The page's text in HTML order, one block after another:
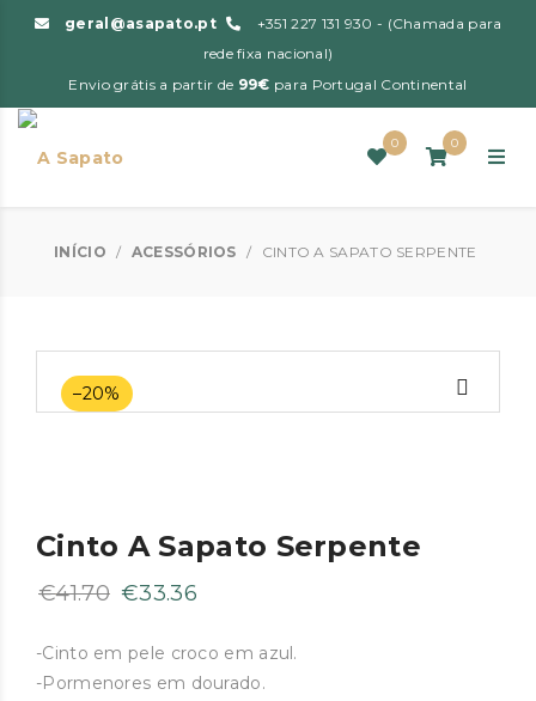
geral@asapato.pt
+351 227 131 930 - (Chamada para
rede fixa nacional)
Envio grátis a partir de 99€ para Portugal Continental
0 0
INÍCIO / ACESSÓRIOS / CINTO A SAPATO SERPENTE
–20%
Cinto A Sapato Serpente
€41.70 O
original
era:
€33.36
atual
é:
-Cinto em pele croco em azul.
-Pormenores em dourado.